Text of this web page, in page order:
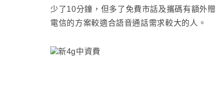
少了10分鐘 ，但多了免費市話及攜碼有額外
電信的方案較適合語音通話需求較大的人 。